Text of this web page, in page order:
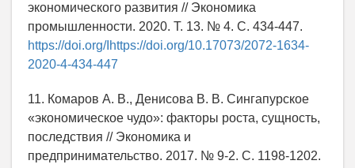
экономического развития // Экономика
промышленности. 2020. Т. 13. № 4. С. 434-447.
https://doi.org/Ihttps://doi.org/10.17073/2072-1634-
2020-4-434-447
11. Комаров А. В., Денисова В. В. Сингапурское
«экономическое чудо»: факторы роста, сущность,
последствия // Экономика и
предпринимательство. 2017. № 9-2. С. 1198-1202.